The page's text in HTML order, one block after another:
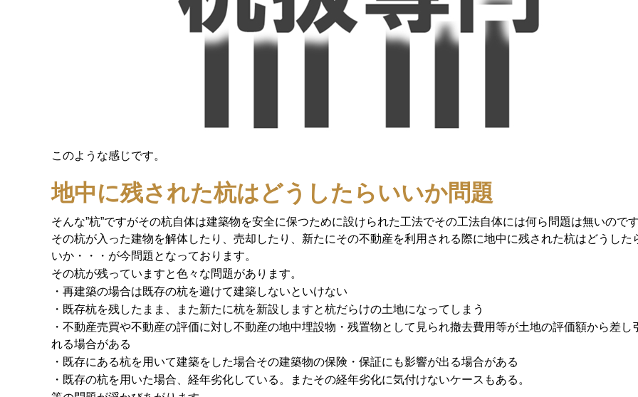
このような感じです。
地中に残された杭はどうしたらいいか問題
そんな”杭”ですがその杭自体は建築物を安全に保つために設けられた工法でその工法自体には何ら問題は無いので
その杭が入った建物を解体したり、売却したり、新たにその不動産を利用される際に地中に残された杭はどうした
いか・・・が今問題となっております。
その杭が残っていますと色々な問題があります。
・再建築の場合は既存の杭を避けて建築しないといけない
・既存杭を残したまま、また新たに杭を新設しますと杭だらけの土地になってしまう
・不動産売買や不動産の評価に対し不動産の地中埋設物・残置物として見られ撤去費用等が土地の評価額から差し
れる場合がある
・既存にある杭を用いて建築をした場合その建築物の保険・保証にも影響が出る場合がある
・既存の杭を用いた場合、経年劣化している。またその経年劣化に気付けないケースもある。